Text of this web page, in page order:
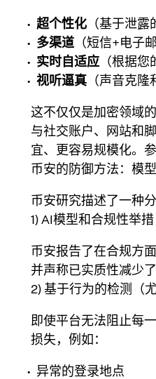
超个性化 （基于泄
多渠道 （短信+电子
实时自适应 （根据
视听逼真 （声音克隆
这不仅仅是加密领域
与社交账户、网站和
宜、更容易规模化。参
币安的防御方法：模
币安研究描述了一种
1) AI模型和合规性举措
币安报告了在合规方面
并声称已实质性减少
2) 基于行为的检测（
即使平台无法阻止每
损失，例如：
异常的登录地点